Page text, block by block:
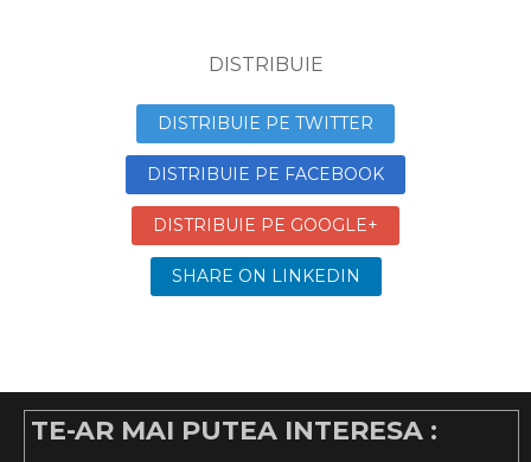
DISTRIBUIE
DISTRIBUIE PE TWITTER
DISTRIBUIE PE FACEBOOK
DISTRIBUIE PE GOOGLE+
SHARE ON LINKEDIN
TE-AR MAI PUTEA INTERESA :